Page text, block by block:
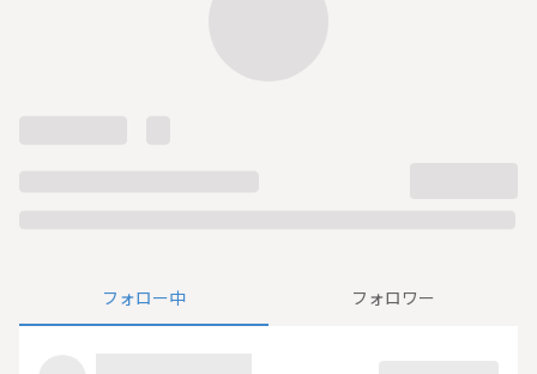
フォロー中 フォロワー